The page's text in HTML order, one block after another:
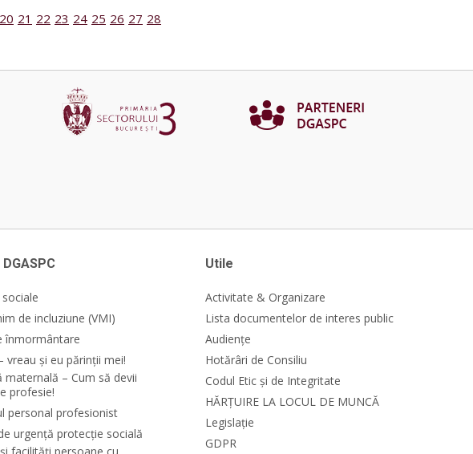
20 21 22 23 24 25 26 27 28
de incluziune (VMI)
înmormântare
vreau și eu părinții mei!
maternală – Cum să devii
profesie!
personal profesionist
urgență protecție socială
facilități persoane cu
Utile
Activitate & Organizare
Lista documentelor de interes public
Audiențe
Hotărâri de Consiliu
Codul Etic și de Integritate
HĂRȚUIRE LA LOCUL DE MUNCĂ
Legislație
GDPR